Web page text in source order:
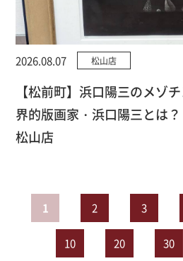
2026.08.07 松山店
【松前町】浜口陽三のメゾ
界的版画家・浜口陽三とは
松山店
1 2 3
10 20 30